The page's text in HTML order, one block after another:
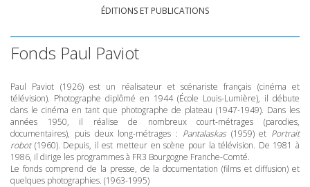
ÉDITIONS ET PUBLICATIONS
Fonds Paul Paviot
Paul Paviot (1926) est un réalisateur et scénariste français (cinéma et
télévision). Photographe diplômé en 1944 (École Louis-Lumière), il débute
dans le cinéma en tant que photographe de plateau (1947-1949). Dans les
années 1950, il réalise de nombreux court-métrages (parodies,
documentaires), puis deux long-métrages : Pantalaskas(1959) et Portrait
robot(1960). Depuis, il est metteur en scène pour la télévision. De 1981 à
1986, il dirige les programmes à FR3 Bourgogne Franche-Comté.
Le fonds comprend de la presse, de la documentation (films et diffusion) et
quelques photographies. (1963-1995)